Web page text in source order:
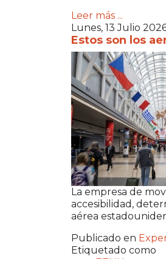
Leer más ...
Lunes, 13 Julio
Estos son los
La empresa de
accesibilidad,
aérea
Publicado en
Etiquetado como